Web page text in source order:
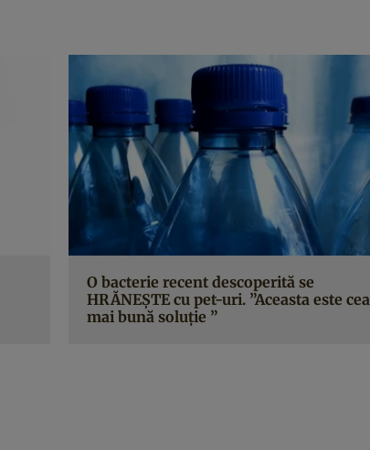
O bacterie recent descoperită se
HRĂNEŞTE cu pet-uri. ”Aceasta este cea
mai bună soluţie ”